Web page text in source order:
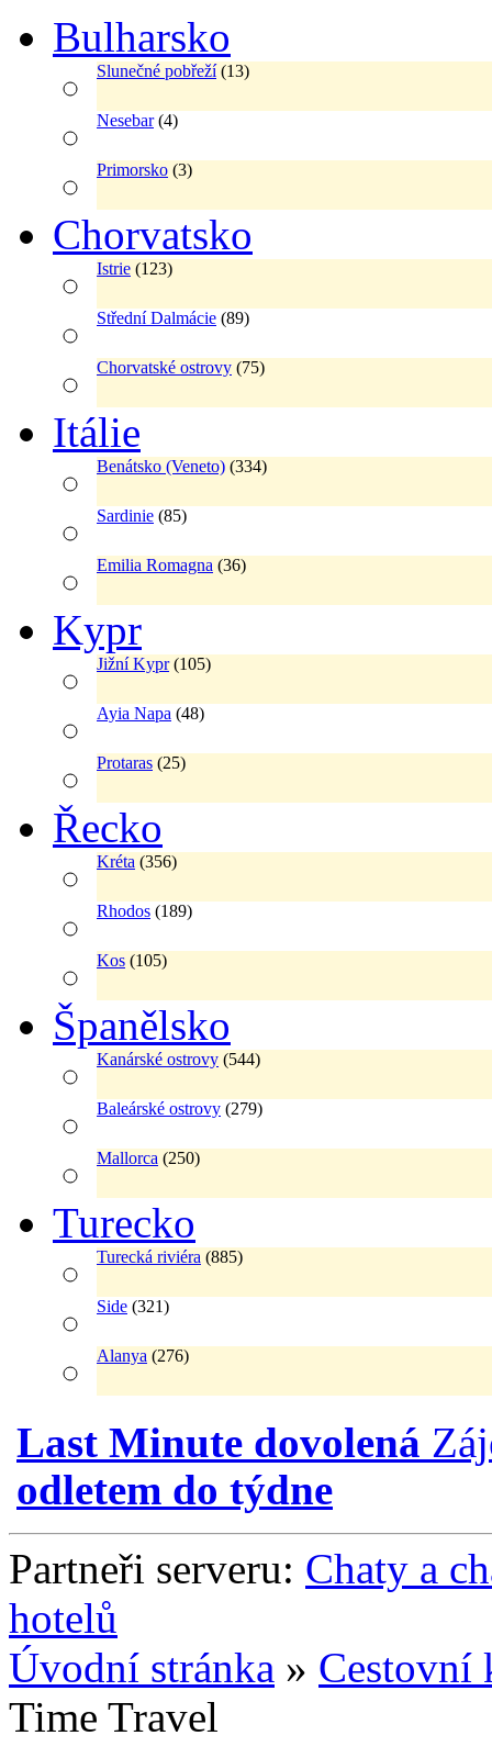
Bulharsko
Slunečné pobřeží(13)
Nesebar(4)
Primorsko (3)
Chorvatsko
Istrie (123)
Střední Dalmácie (89)
Chorvatské ostrovy (75)
Itálie
Benátsko (Veneto) (334)
Sardinie (85)
Emilia Romagna (36)
Kypr
Jižní Kypr(105)
Ayia Napa (48)
Protaras (25)
Řecko
Kréta (356)
Rhodos (189)
Kos (105)
Španělsko
Kanárské ostrovy (544)
Baleárské ostrovy (279)
Mallorca (250)
Turecko
Turecká riviéra (885)
Side (321)
Alanya (276)
Last Minute dovolená
odletem do týdne
Partneři serveru: Chaty a
hotelů
Úvodní stránka » Cestovní
Time Travel